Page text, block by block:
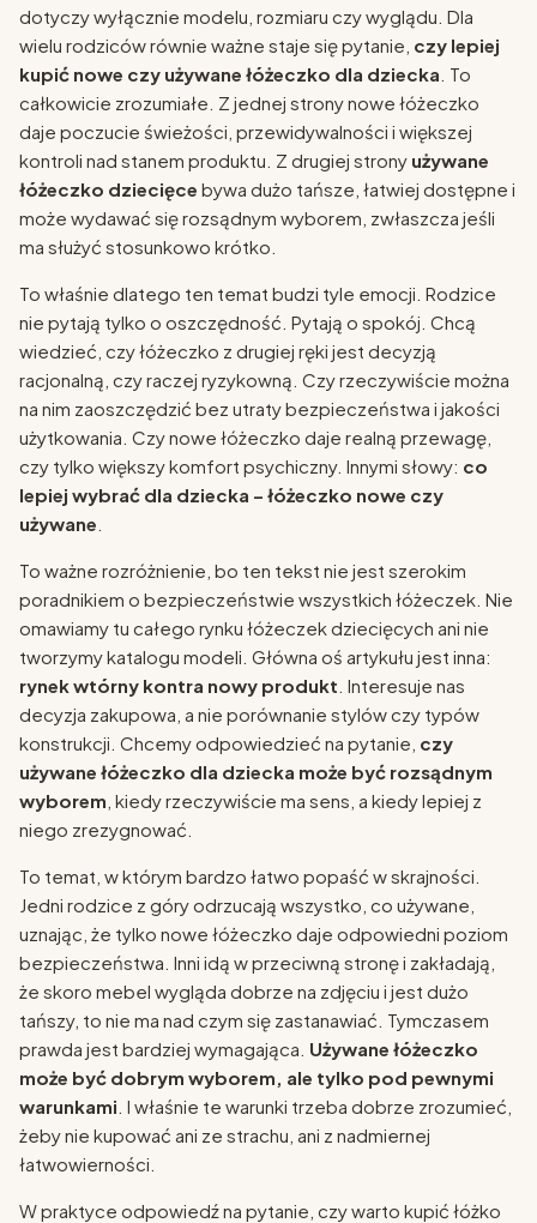
dotyczy wyłącznie modelu, rozmiaru czy wyglądu. Dla
wielu rodziców równie ważne staje się pytanie, czy lepiej
kupić nowe czy używane łóżeczko dla dziecka . To
całkowicie zrozumiałe. Z jednej strony nowe łóżeczko
daje poczucie świeżości, przewidywalności i większej
kontroli nad stanem produktu. Z drugiej strony używane
łóżeczko dziecięce bywa dużo tańsze, łatwiej dostępne i
może wydawać się rozsądnym wyborem, zwłaszcza jeśli
ma służyć stosunkowo krótko.
To właśnie dlatego ten temat budzi tyle emocji. Rodzice
nie pytają tylko o oszczędność. Pytają o spokój. Chcą
wiedzieć, czy łóżeczko z drugiej ręki jest decyzją
racjonalną, czy raczej ryzykowną. Czy rzeczywiście można
na nim zaoszczędzić bez utraty bezpieczeństwa i jakości
użytkowania. Czy nowe łóżeczko daje realną przewagę,
czy tylko większy komfort psychiczny. Innymi słowy: co
lepiej wybrać dla dziecka – łóżeczko nowe czy
używane
To ważne rozróżnienie, bo ten tekst nie jest szerokim
poradnikiem o bezpieczeństwie wszystkich łóżeczek. Nie
omawiamy tu całego rynku łóżeczek dziecięcych ani nie
tworzymy katalogu modeli. Główna oś artykułu jest inna:
rynek wtórny kontra nowy produkt . Interesuje nas
decyzja zakupowa, a nie porównanie stylów czy typów
konstrukcji. Chcemy odpowiedzieć na pytanie, czy
używane łóżeczko dla dziecka może być rozsądnym
wyborem , kiedy rzeczywiście ma sens, a kiedy lepiej z
niego zrezygnować.
To temat, w którym bardzo łatwo popaść w skrajności.
Jedni rodzice z góry odrzucają wszystko, co używane,
uznając, że tylko nowe łóżeczko daje odpowiedni poziom
bezpieczeństwa. Inni idą w przeciwną stronę i zakładają,
że skoro mebel wygląda dobrze na zdjęciu i jest dużo
tańszy, to nie ma nad czym się zastanawiać. Tymczasem
prawda jest bardziej wymagająca. Używane łóżeczko
może być dobrym wyborem, ale tylko pod pewnymi
warunkami . I właśnie te warunki trzeba dobrze zrozumieć,
żeby nie kupować ani ze strachu, ani z nadmiernej
łatwowierności.
W praktyce odpowiedź na pytanie, czy warto kupić łóżko